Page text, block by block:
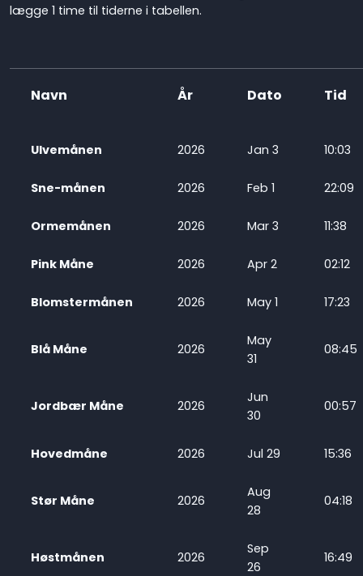
lægge 1 time til tiderne i tabellen.
Navn År Dato Tid
Ulvemånen 2026 Jan 3 10:03
Sne-månen 2026 Feb 1 22:09
Ormemånen 2026 Mar 3 11:38
Pink Måne 2026 Apr 2 02:12
Blomstermånen 2026 May 1 17:23
Blå Måne 2026
May
31
08:45
Jordbær Måne 2026
Jun
30
00:57
Hovedmåne 2026 Jul 29 15:36
Stør Måne 2026
Aug
28
04:18
Høstmånen 2026
Sep
26
16:49